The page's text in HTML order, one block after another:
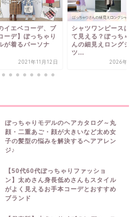
ワンピースは太っ
る？ぽっちゃりさ
見えロングシャ
2026年4月2日
ぽっちゃりさん注目
ワンピースコーデ┃
せポイントと骨格別
す...
2026年5
ぽっちゃりモデルのヘアカタログ～丸
顔・二重あご・顔が大きいなど太め女
子の髪型の悩みを解決するヘアアレン
ジ♪
【50代60代ぽっちゃりファッショ
ン】太めさん身長低めさんもスタイル
がよく見えるお手本コーデとおすすめ
ブランド